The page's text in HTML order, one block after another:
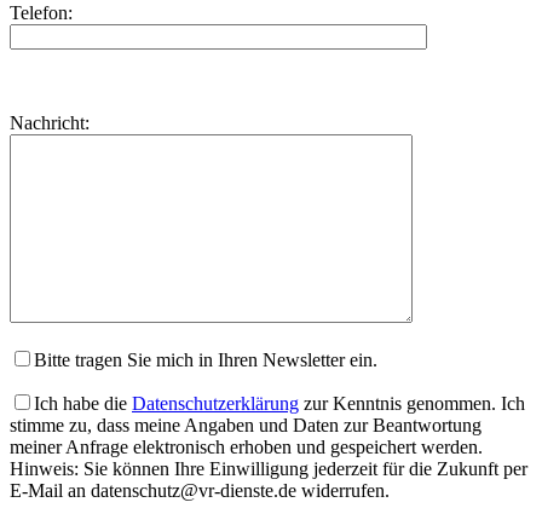
Telefon:
dieses
lasse
Nachricht:
Bitte tragen Sie mich in Ihren Newsletter ein.
Ich habe die Datenschutzerklärung zur Kenntnis genommen. Ich
stimme zu, dass meine Angaben und Daten zur Beantwortung
meiner Anfrage elektronisch erhoben und gespeichert werden.
Hinweis: Sie können Ihre Einwilligung jederzeit für die Zukunft per
E-Mail an datenschutz@vr-dienste.de widerrufen.